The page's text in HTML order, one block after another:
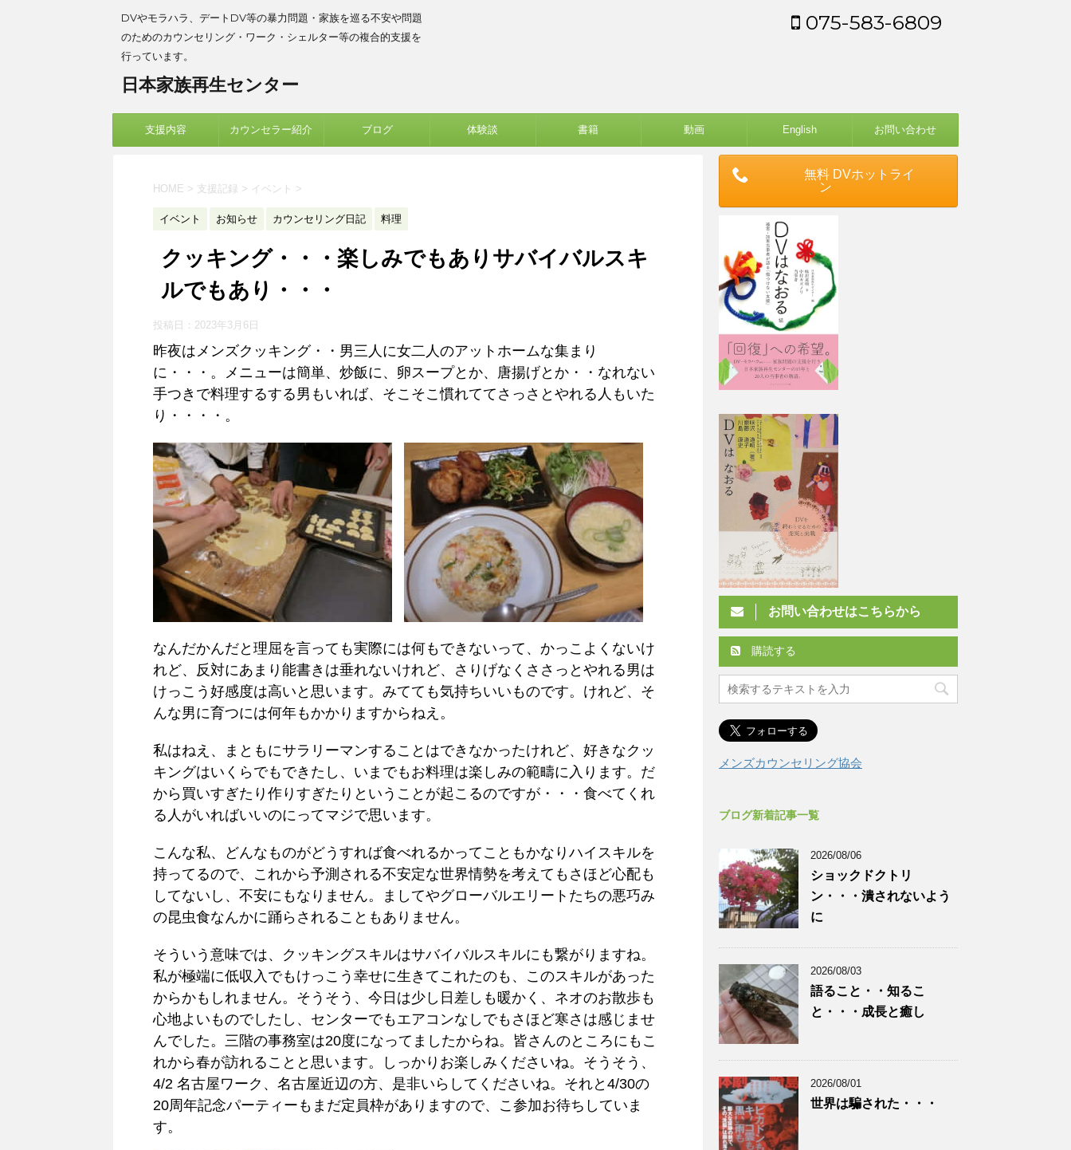
DVやモラハラ、デートDV等の暴力問題・家族を巡る不安や問題
のためのカウンセリング・ワーク・シェルター等の複合的支援を
行っています。
日本家族再生センター
075-583-6809
支援内容 カウンセラー紹介 ブログ 体験談 書籍 動画 English お問い合わせ
HOME > 支援記録 > イベント >
イベント お知らせ カウンセリング日記 料理
クッキング・・・楽しみでもありサバイバルスキ
ルでもあり・・・
投稿日： 2023年3月6日
昨夜はメンズクッキング・・男三人に女二人のアットホームな集まり
に・・・。メニューは簡単、炒飯に、卵スープとか、唐揚げとか・・なれない
手つきで料理するする男もいれば、そこそこ慣れててさっさとやれる人もいた
り・・・・。
なんだかんだと理屈を言っても実際には何もできないって、かっこよくないけ
れど、反対にあまり能書きは垂れないけれど、さりげなくささっとやれる男は
けっこう好感度は高いと思います。みてても気持ちいいものです。けれど、そ
んな男に育つには何年もかかりますからねえ。
私はねえ、まともにサラリーマンすることはできなかったけれど、好きなクッ
キングはいくらでもできたし、いまでもお料理は楽しみの範疇に入ります。だ
から買いすぎたり作りすぎたりということが起こるのですが・・・食べてくれ
る人がいればいいのにってマジで思います。
こんな私、どんなものがどうすれば食べれるかってこともかなりハイスキルを
持ってるので、これから予測される不安定な世界情勢を考えてもさほど心配も
してないし、不安にもなりません。ましてやグローバルエリートたちの悪巧み
の昆虫食なんかに踊らされることもありません。
そういう意味では、クッキングスキルはサバイバルスキルにも繋がりますね。
私が極端に低収入でもけっこう幸せに生きてこれたのも、このスキルがあった
からかもしれません。そうそう、今日は少し日差しも暖かく、ネオのお散歩も
心地よいものでしたし、センターでもエアコンなしでもさほど寒さは感じませ
んでした。三階の事務室は20度になってましたからね。皆さんのところにもこ
れから春が訪れることと思います。しっかりお楽しみくださいね。そうそう、
4/2 名古屋ワーク、名古屋近辺の方、是非いらしてくださいね。それと4/30の
20周年記念パーティーもまだ定員枠がありますので、こ参加お待ちしていま
す。
無料 DVホットライ
ン
お問い合わせはこちらから
購読する
メンズカウンセリング協会
ブログ新着記事一覧
2026/08/06
ショックドクトリ
ン・・・潰されないよう
に
2026/08/03
語ること・・知るこ
と・・・成長と癒し
2026/08/01
世界は騙された・・・